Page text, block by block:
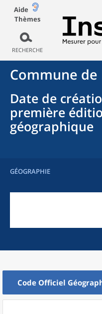
Aide
Thèmes
RECHERCHE
Commune de
Date de
première
géographique
GÉOGRAPHIE
Code Officiel